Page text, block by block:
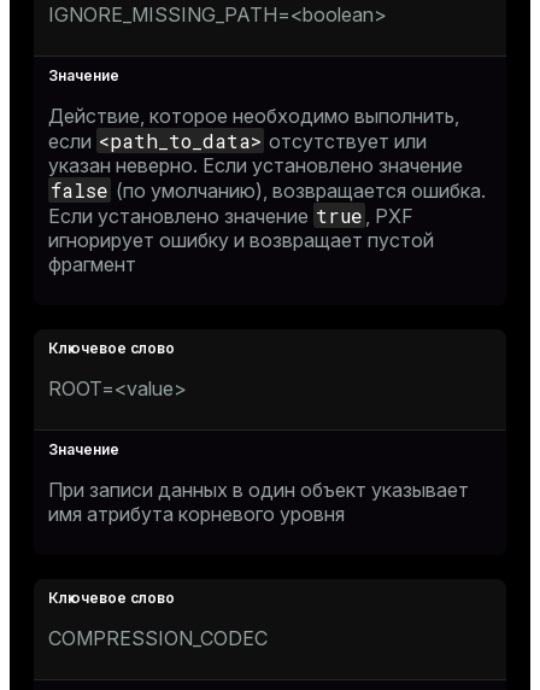
IGNORE_MISSING_PATH=<boolean>
Действие, которое необходимо выполнить,
если <path_to_data> отсутствует или
указан неверно. Если установлено значение
false (по умолчанию), возвращается ошибка.
Если установлено значение true , PXF
игнорирует ошибку и возвращает пустой
фрагмент
ROOT=<value>
При записи данных в один объект указывает
имя атрибута корневого уровня
COMPRESSION_CODEC